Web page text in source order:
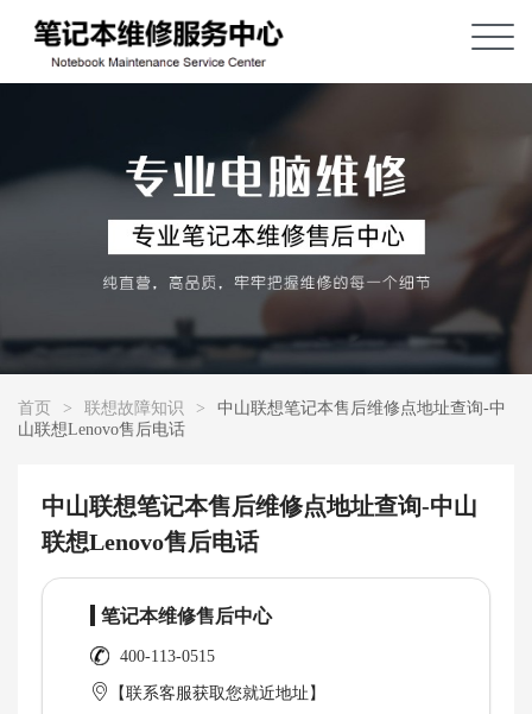
首页 > 联想故障知识 >
中山联想笔记本售后维修点地址查询-中
山联想Lenovo售后电话
中山联想笔记本售后维修点地址查询-中山
联想Lenovo售后电话
笔记本维修售后中心
400-113-0515
【联系客服获取您就近地址】